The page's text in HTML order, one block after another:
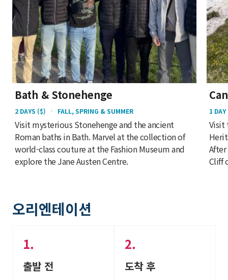
Bath & Stonehenge
2 DAYS ($) FALL, SPRING & SUMMER
Visit mysterious Stonehenge and the ancient
Roman baths in Bath. Marvel at the collection of
world-class couture at the Fashion Museum and
explore the Jane Austen Centre.
1
Visit
Cliff
오리엔테이션
출발 전 도착 후